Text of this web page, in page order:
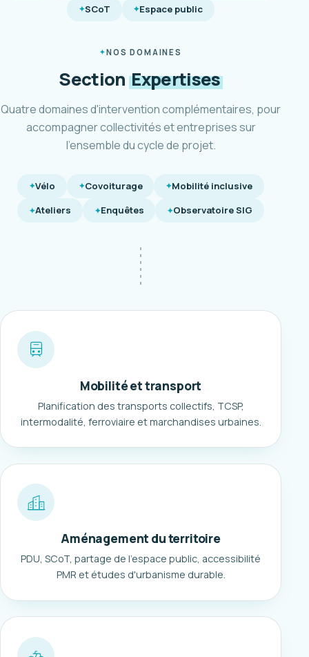
SCoT
Espace public
NOS DOMAINES
SectionExpertises
Quatre domaines d'intervention complémentaires, pour
accompagner collectivités et entreprises sur
l'ensemble du cycle de projet.
Vélo Covoiturage
Mobilité inclusive
Ateliers
Enquêtes Observatoire SIG
Mobilité et transport
Planification des transports collectifs, TCSP,
intermodalité, ferroviaire et marchandises urbaines.
Aménagement du territoire
PDU, SCoT, partage de l'espace public, accessibilité
PMR et études d'urbanisme durable.